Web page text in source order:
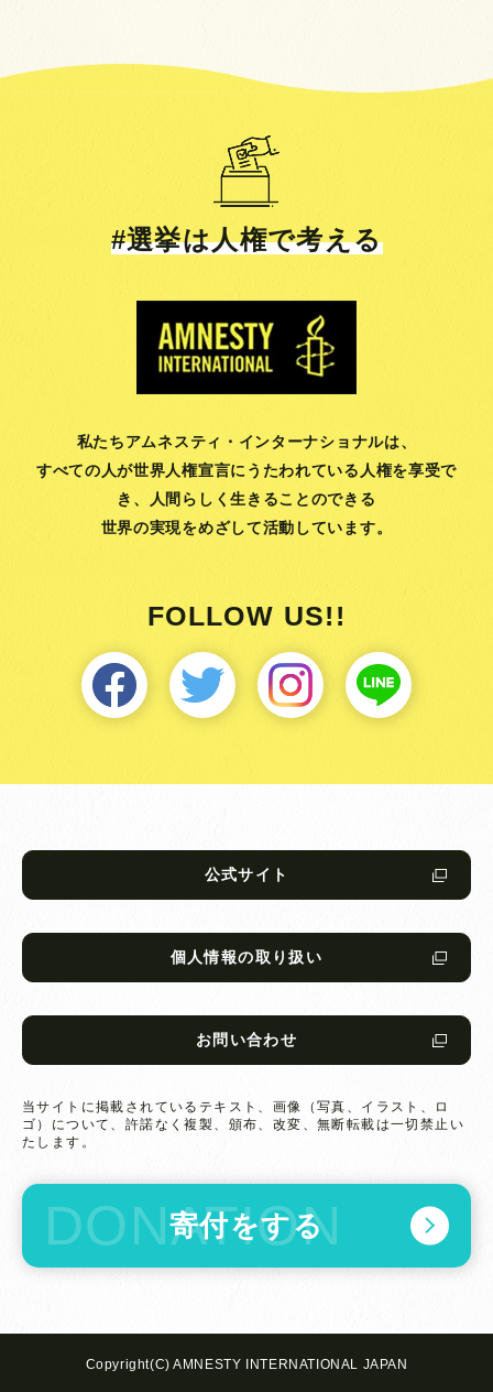
#選挙は人権で考える
私たちアムネスティ・インターナショナルは、
すべての人が世界人権宣言にうたわれている人権を享受で
き、
人間らしく生きることのできる
世界の実現をめざして活動しています。
FOLLOW US!!
公式サイト
個人情報の取り扱い
お問い合わせ
当サイトに掲載されているテキスト、画像（写真、イラスト、ロ
ゴ）について、 許諾なく複製、頒布、改変、無断転載は一切禁止い
たします。
寄付をする
Copyright(C) AMNESTY INTERNATIONAL JAPAN